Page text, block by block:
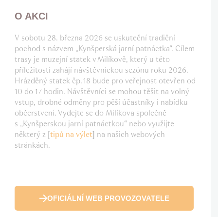
O AKCI
V sobotu 28. března 2026 se uskuteční tradiční
pochod s názvem „Kynšperská jarní patnáctka“. Cílem
trasy je muzejní statek v Milíkově, který u této
příležitosti zahájí návštěvnickou sezónu roku 2026.
Hrázděný statek čp. 18 bude pro veřejnost otevřen od
10 do 17 hodin. Návštěvníci se mohou těšit na volný
vstup, drobné odměny pro pěší účastníky i nabídku
občerstvení. Vydejte se do Milíkova společně
s „Kynšperskou jarní patnáctkou“ nebo využijte
některý z [tipů na výlet] na našich webových
stránkách.
OFICIÁLNÍ WEB PROVOZOVATELE